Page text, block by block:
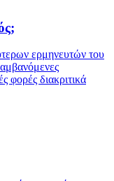
ερμηνευτών του
φορές διακριτικά